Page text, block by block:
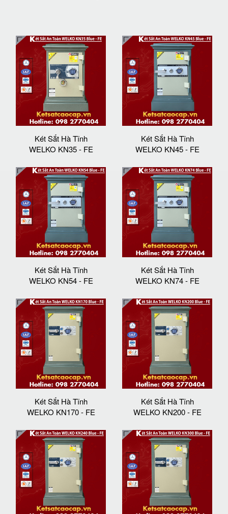
Két Sắt Hà Tĩnh
WELKO KN35 - FE
Két Sắt Hà Tĩnh
WELKO KN45 - FE
Két Sắt Hà Tĩnh
WELKO KN54 - FE
Két Sắt Hà Tĩnh
WELKO KN74 - FE
Két Sắt Hà Tĩnh
WELKO KN170 - FE
Két Sắt Hà Tĩnh
WELKO KN200 - FE